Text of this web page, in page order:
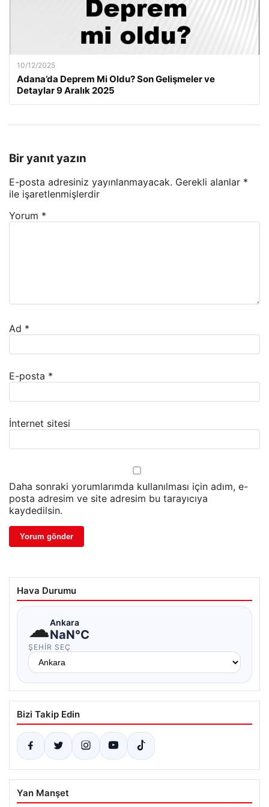
10/12/2025
Adana’da Deprem Mi Oldu? Son Gelişmeler ve
Detaylar 9 Aralık 2025
Bir yanıt yazın
E-posta adresiniz yayınlanmayacak. Gerekli alanlar *
ile işaretlenmişlerdir
Yorum *
Ad *
E-posta *
İnternet sitesi
Daha sonraki yorumlarımda kullanılması için adım, e-
posta adresim ve site adresim bu tarayıcıya
kaydedilsin.
Hava Durumu
☁Ankara
NaN°C
ŞEHIR SEÇ
Bizi Takip Edin
Yan Manşet